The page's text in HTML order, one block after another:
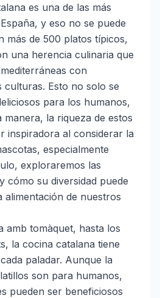
es una de las más
y eso no se puede
más de 500 platos típicos,
una herencia culinaria que
con
culturas. Esto no solo se
para los humanos,
manera, la riqueza de estos
inspiradora al considerar la
especialmente
exploraremos las
cómo su diversidad puede
alimentación de nuestros
amb tomàquet, hasta los
la cocina catalana tiene
paladar. Aunque la
son para humanos,
pueden ser beneficiosos